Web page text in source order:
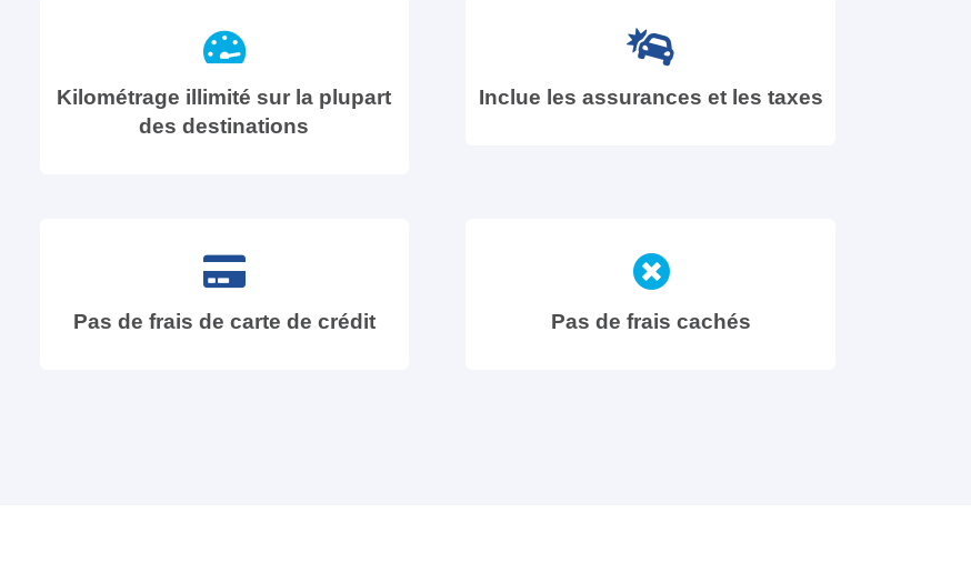
Kilométrage illimité sur la plupart
des destinations
Inclue les assurances et les taxes
Pas de frais de carte de crédit Pas de frais cachés